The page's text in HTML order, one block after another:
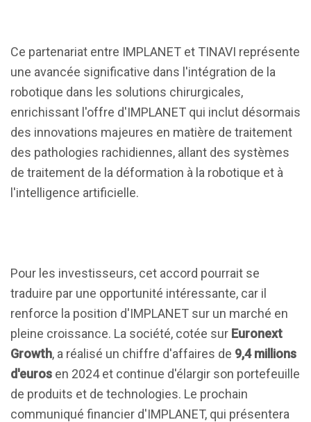
Ce partenariat entre IMPLANET et TINAVI représente
une avancée significative dans l'intégration de la
robotique dans les solutions chirurgicales,
enrichissant l'offre d'IMPLANET qui inclut désormais
des innovations majeures en matière de traitement
des pathologies rachidiennes, allant des systèmes
de traitement de la déformation à la robotique et à
l'intelligence artificielle.
Pour les investisseurs, cet accord pourrait se
traduire par une opportunité intéressante, car il
renforce la position d'IMPLANET sur un marché en
pleine croissance. La société, cotée sur Euronext
Growth, a réalisé un chiffre d'affaires de 9,4 millions
d'euros en 2024 et continue d'élargir son portefeuille
de produits et de technologies. Le prochain
communiqué financier d'IMPLANET, qui présentera